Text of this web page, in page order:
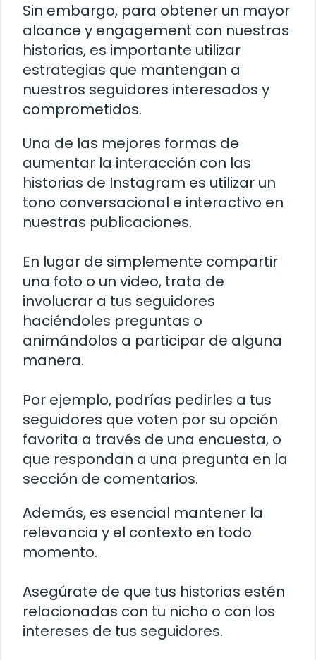
Sin embargo, para obtener un mayor
alcance y engagement con nuestras
historias, es importante utilizar
estrategias que mantengan a
nuestros seguidores interesados y
comprometidos.
Una de las mejores formas de
aumentar la interacción con las
historias de Instagram es utilizar un
tono conversacional e interactivo en
nuestras publicaciones.
En lugar de simplemente compartir
una foto o un video, trata de
involucrar a tus seguidores
haciéndoles preguntas o
animándolos a participar de alguna
manera.
Por ejemplo, podrías pedirles a tus
seguidores que voten por su opción
favorita a través de una encuesta, o
que respondan a una pregunta en la
sección de comentarios.
Además, es esencial mantener la
relevancia y el contexto en todo
momento.
Asegúrate de que tus historias estén
relacionadas con tu nicho o con los
intereses de tus seguidores.